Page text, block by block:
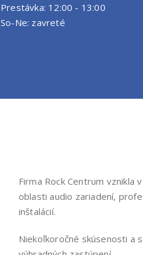
Prestávka: 12:00 - 13:00
So-Ne: zavreté
Firma Rock Centrum vznikla
oblasti audio zariadení,
inštalácií.
Niekoľkoročné skúsenosti a